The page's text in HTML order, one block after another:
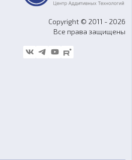
Copyright © 2011 - 2026
Все права защищены